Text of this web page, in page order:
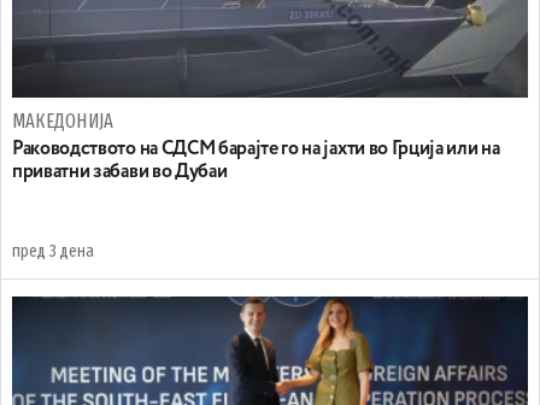
МАКЕДОНИЈА
Раководството на СДСМ барајте го на јахти во Грција или на
приватни забави во Дубаи
пред 3 дена